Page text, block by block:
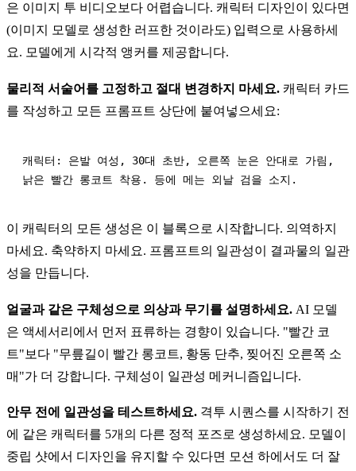
은 이미지 투 비디오보다 어렵습니다. 캐릭터 디자인이 있다면
(이미지 모델로 생성한 러프한 것이라도) 입력으로 사용하세
요. 모델에게 시각적 앵커를 제공합니다.
물리적 서술어를 고정하고 절대 변경하지 마세요. 캐릭터 카드
를 작성하고 모든 프롬프트 상단에 붙여넣으세요:
캐릭터: 은발 여성, 30대 초반, 오른쪽 눈은 안대로 가림,
이 캐릭터의 모든 생성은 이 블록으로 시작합니다. 의역하지
마세요. 축약하지 마세요. 프롬프트의 일관성이 결과물의 일관
성을 만듭니다.
얼굴과 같은 구체성으로 의상과 무기를 설명하세요. AI 모델
은 액세서리에서 먼저 표류하는 경향이 있습니다. "빨간 코
트"보다 "무릎길이 빨간 롱코트, 황동 단추, 찢어진 오른쪽 소
매"가 더 강합니다. 구체성이 일관성 메커니즘입니다.
안무 전에 일관성을 테스트하세요. 격투 시퀀스를 시작하기 전
에 같은 캐릭터를 5개의 다른 정적 포즈로 생성하세요. 모델이
중립 샷에서 디자인을 유지할 수 있다면 모션 하에서도 더 잘